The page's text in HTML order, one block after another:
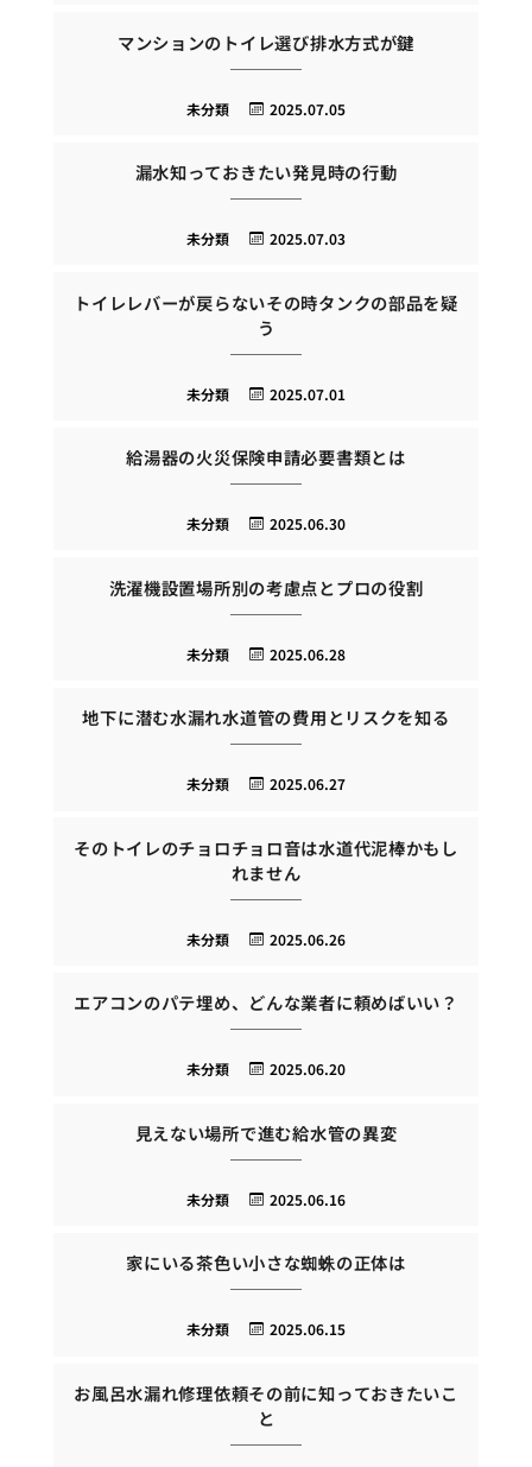
マンションのトイレ選び排水方式が鍵
2025.07.05
未分類
漏水知っておきたい発見時の行動
2025.07.03
未分類
トイレレバーが戻らないその時タンクの部品を疑
う
2025.07.01
未分類
給湯器の火災保険申請必要書類とは
2025.06.30
未分類
洗濯機設置場所別の考慮点とプロの役割
2025.06.28
未分類
地下に潜む水漏れ水道管の費用とリスクを知る
2025.06.27
未分類
そのトイレのチョロチョロ音は水道代泥棒かもし
れません
2025.06.26
未分類
エアコンのパテ埋め、どんな業者に頼めばいい？
2025.06.20
未分類
見えない場所で進む給水管の異変
2025.06.16
未分類
家にいる茶色い小さな蜘蛛の正体は
2025.06.15
未分類
お風呂水漏れ修理依頼その前に知っておきたいこ
と